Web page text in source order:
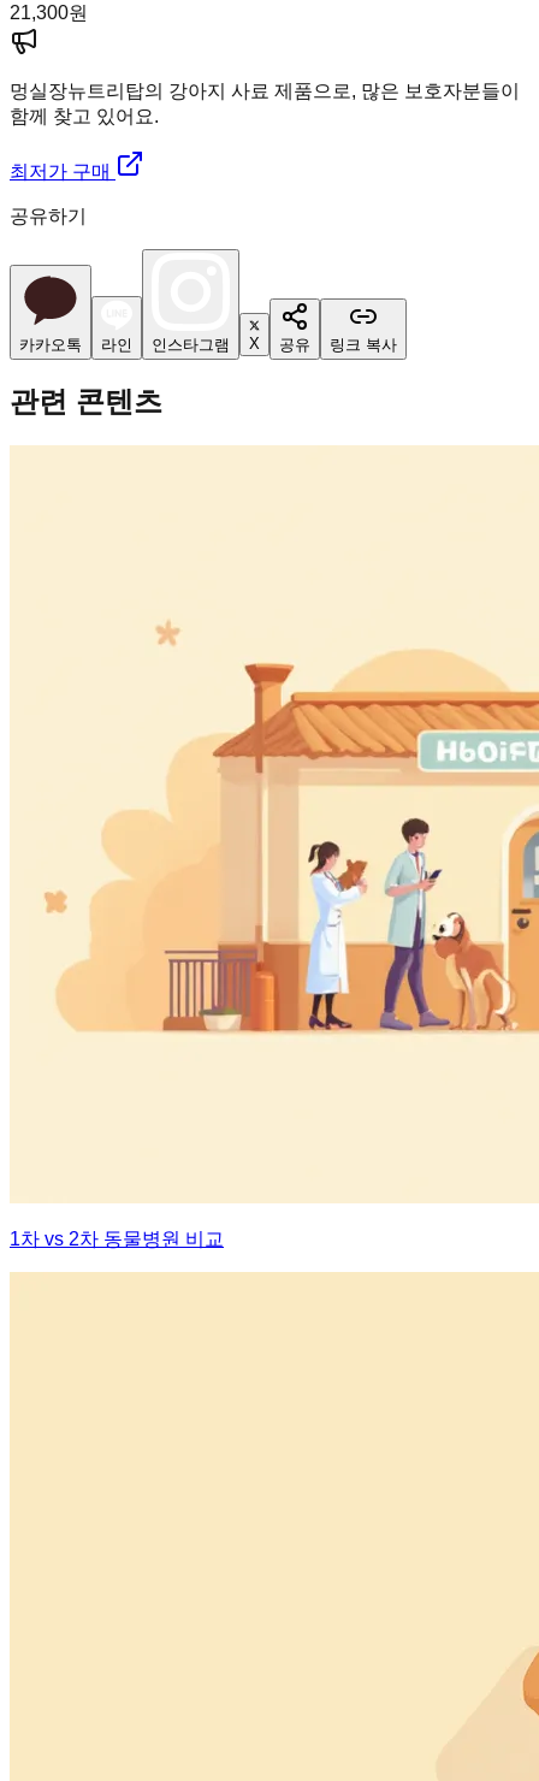
21,300원
멍실장뉴트리탑의 강아지 사료 제품으로, 많은 보호자분들이
함께 찾고 있어요.
최저가 구매
공유하기
카카오톡 라인 인스타그램 X 공유 링크 복사
관련 콘텐츠
1차 vs 2차 동물병원 비교